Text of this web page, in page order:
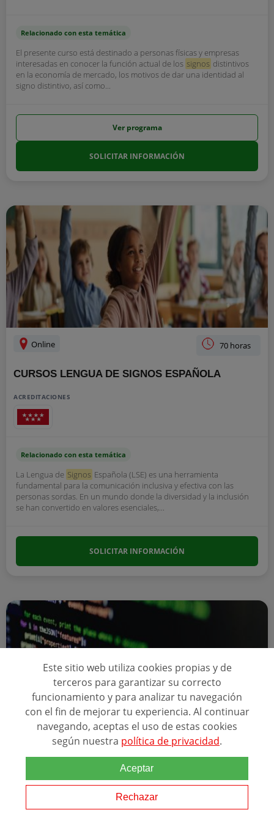
Relacionado con esta temática
El presente curso está destinado a personas físicas y empresas
interesadas en conocer la función actual de los signos distintivos
en la economía de mercado, los motivos de dar una identidad al
signo distintivo, así como...
Ver programa
SOLICITAR INFORMACIÓN
Online 70 horas
CURSOS LENGUA DE SIGNOS ESPAÑOLA
ACREDITACIONES
Relacionado con esta temática
La Lengua de Signos Española (LSE) es una herramienta
fundamental para la comunicación inclusiva y efectiva con las
personas sordas. En un mundo donde la diversidad y la inclusión
se han convertido en valores esenciales,...
SOLICITAR INFORMACIÓN
Online
CURSO MÓDULO LENGUAJE PHP
ACREDITACIONES
+2
Este sitio web utiliza cookies propias y de
terceros para garantizar su correcto
funcionamiento y para analizar tu navegación
con el fin de mejorar tu experiencia. Al continuar
navegando, aceptas el uso de estas cookies
según nuestra política de privacidad.
Aceptar
Rechazar